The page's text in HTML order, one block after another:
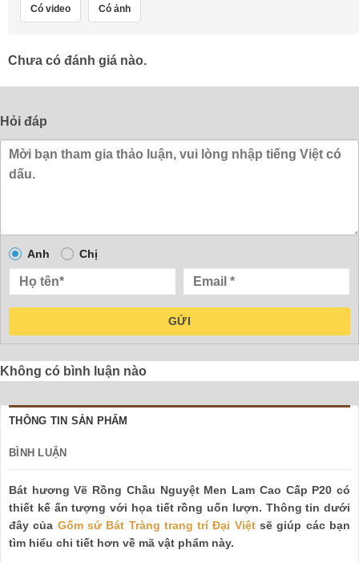
Có video Có ảnh
Chưa có đánh giá nào.
Hỏi đáp
Anh Chị
GỬI
Không có bình luận nào
THÔNG TIN SẢN PHẨM
BÌNH LUẬN
Bát hương Vẽ Rồng Chầu Nguyệt Men Lam Cao Cấp P20 có
thiết kế ấn tượng với họa tiết rồng uốn lượn. Thông tin dưới
đây của Gốm sứ Bát Tràng trang trí Đại Việtsẽ giúp các bạn
tìm hiểu chi tiết hơn về mã vật phẩm này.